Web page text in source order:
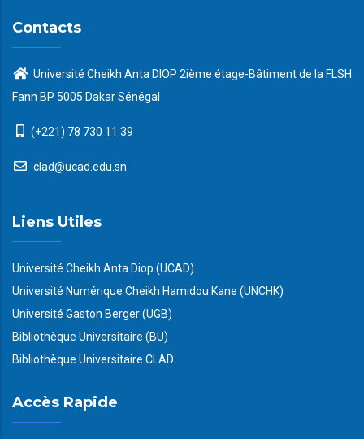
Contacts
Université Cheikh Anta DIOP 2ième étage-Bâtiment de la FLSH
Fann BP 5005 Dakar Sénégal
(+221) 78 730 11 39
clad@ucad.edu.sn
Liens Utiles
Université Cheikh Anta Diop (UCAD)
Université Numérique Cheikh Hamidou Kane (UNCHK)
Université Gaston Berger (UGB)
Bibliothèque Universitaire (BU)
Bibliothèque Universitaire CLAD
Accès Rapide